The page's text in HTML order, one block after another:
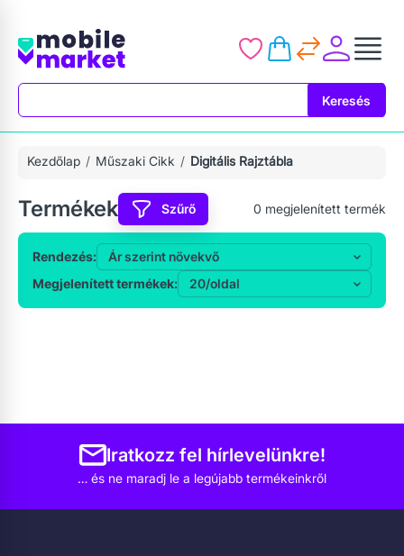
Keresés
Kezdőlap Műszaki Cikk Digitális Rajztábla
Termékek Szűrő 0 megjelenített termék
Rendezés:
Megjelenített termékek:
Iratkozz fel hírlevelünkre!
… és ne maradj le a legújabb termékeinkről